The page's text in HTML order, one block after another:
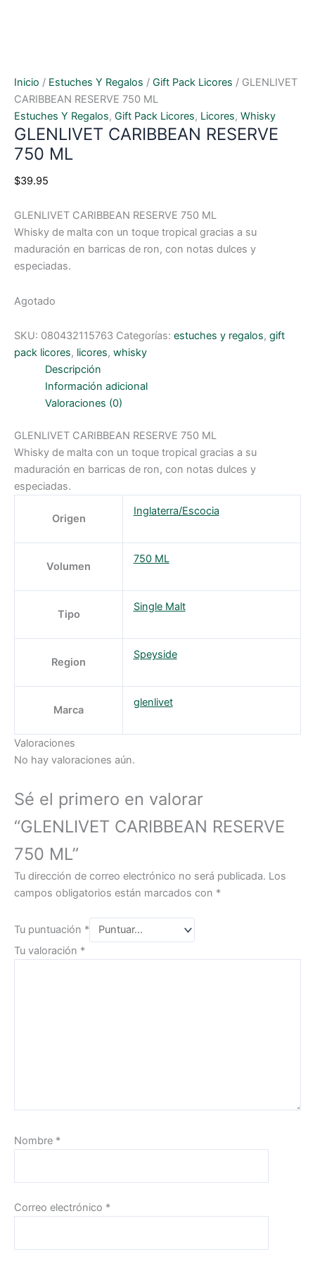
Inicio / Estuches Y Regalos / Gift Pack Licores / GLENLIVET
CARIBBEAN RESERVE 750 ML
Estuches Y Regalos, Gift Pack Licores, Licores, Whisky
GLENLIVET CARIBBEAN RESERVE
750 ML
$39.95
GLENLIVET CARIBBEAN RESERVE 750 ML
Whisky de malta con un toque tropical gracias a su
maduración en barricas de ron, con notas dulces y
especiadas.
Agotado
SKU: 080432115763 Categorías: estuches y regalos, gift
pack licores, licores, whisky
Descripción
Información adicional
Valoraciones (0)
GLENLIVET CARIBBEAN RESERVE 750 ML
Whisky de malta con un toque tropical gracias a su
maduración en barricas de ron, con notas dulces y
especiadas.
Origen
Inglaterra/Escocia
Volumen
750 ML
Tipo
Single Malt
Region
Speyside
Marca
glenlivet
Valoraciones
No hay valoraciones aún.
Sé el primero en valorar
“GLENLIVET CARIBBEAN RESERVE
750 ML”
Tu dirección de correo electrónico no será publicada. Los
campos obligatorios están marcados con *
Tu puntuación *
Tu valoración *
Nombre *
Correo electrónico *